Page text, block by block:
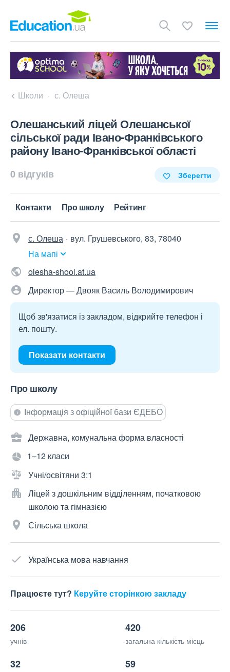
Школи с. Олеша
Олешанський ліцей Олешанської
сільської ради Івано-Франківського
району Івано-Франківської області
0 відгуків Зберегти
Контакти Про школу Рейтинг
с. Олеша
вул. Грушевського, 83, 78040
На мапі
olesha-shool.at.ua
Директор — Двояк Василь Володимирович
Щоб зв'язатися із закладом, відкрийте телефон і
ел. пошту.
Показати контакти
Про школу
Інформація з офіційної бази ЄДЕБО
Державна, комунальна форма власності
1–12 класи
Учні/освітяни 3:1
Ліцей з дошкільним відділенням, початковою
школою та гімназією
Сільська школа
Українська мова навчання
Працюєте тут? Керуйте сторінкою закладу
206
учнів
420
загальна кількість місць
32 59